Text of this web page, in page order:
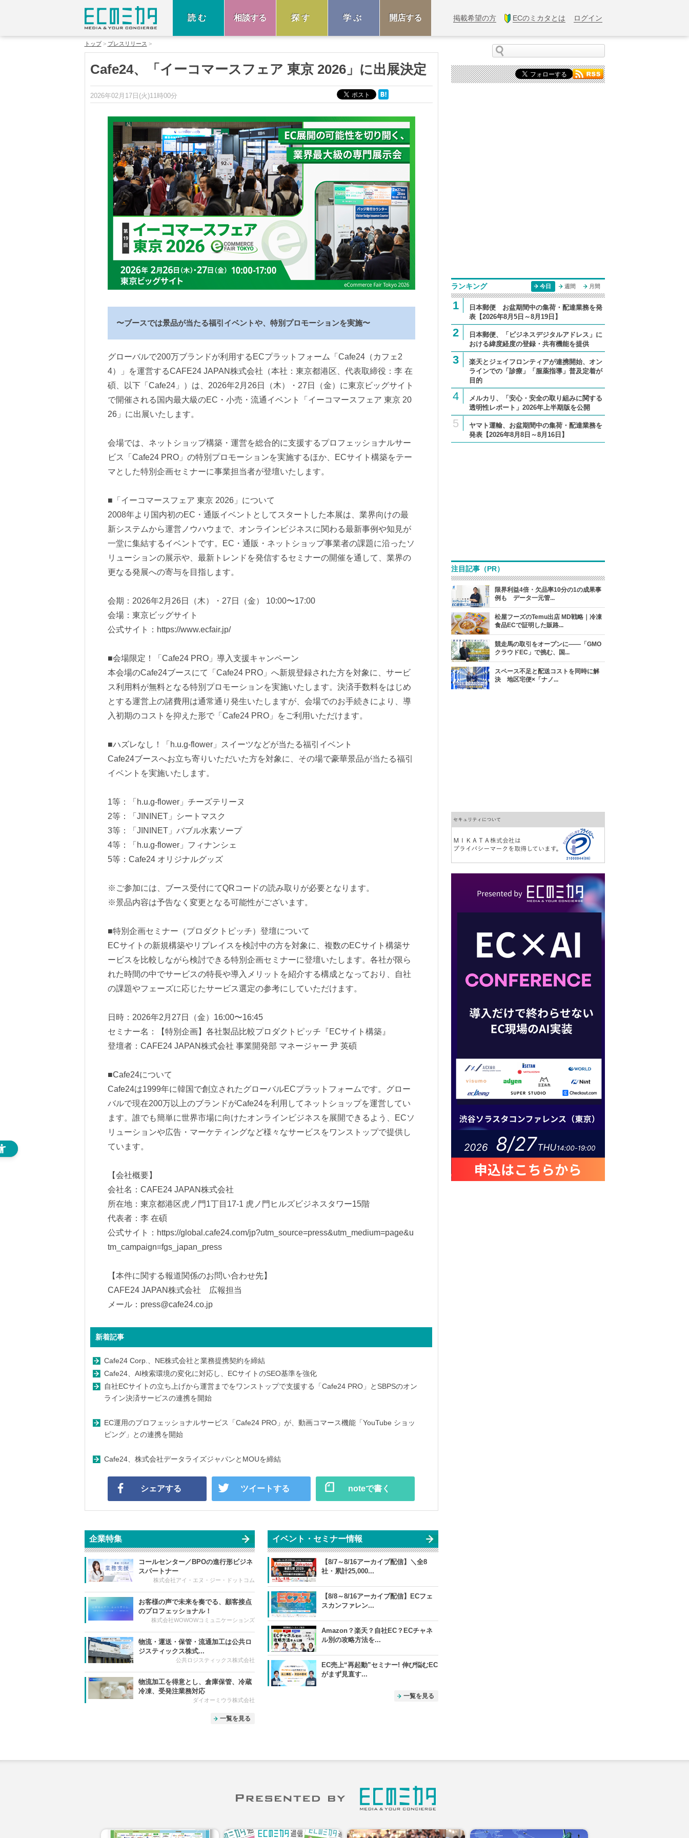
読む 相談する 探す 学ぶ 開店する 掲載希望の方 ECのミカタとは ログイン
トップ プレスリリース
Cafe24、「イーコマースフェア 東京 2026」に出展決定
2026年02月17日(火)11時00分
〜ブースでは景品が当たる福引イベントや、特別プロモーションを実施〜
グローバルで200万ブランドが利用するECプラットフォーム「Cafe24（カフェ2
4）」を運営するCAFE24 JAPAN株式会社（本社：東京都港区、代表取締役：李 在
碩、以下「Cafe24」）は、2026年2月26日（木）・27日（金）に東京ビッグサイト
で開催される国内最大級のEC・小売・流通イベント「イーコマースフェア 東京 20
26」に出展いたします。
会場では、ネットショップ構築・運営を総合的に支援するプロフェッショナルサー
ビス「Cafe24 PRO」の特別プロモーションを実施するほか、ECサイト構築をテー
マとした特別企画セミナーに事業担当者が登壇いたします。
■「イーコマースフェア 東京 2026」について
2008年より国内初のEC・通販イベントとしてスタートした本展は、業界向けの最
新システムから運営ノウハウまで、オンラインビジネスに関わる最新事例や知見が
一堂に集結するイベントです。EC・通販・ネットショップ事業者の課題に沿ったソ
リューションの展示や、最新トレンドを発信するセミナーの開催を通して、業界の
更なる発展への寄与を目指します。
会期：2026年2月26日（木）・27日（金） 10:00〜17:00
会場：東京ビッグサイト
公式サイト： https://www.ecfair.jp/
■会場限定！「Cafe24 PRO」導入支援キャンペーン
本会場のCafe24ブースにて「Cafe24 PRO」へ新規登録された方を対象に、サービ
ス利用料が無料となる特別プロモーションを実施いたします。決済手数料をはじめ
とする運営上の諸費用は通常通り発生いたしますが、会場でのお手続きにより、導
入初期のコストを抑えた形で「Cafe24 PRO」をご利用いただけます。
■ハズレなし！「h.u.g-flower」スイーツなどが当たる福引イベント
Cafe24ブースへお立ち寄りいただいた方を対象に、その場で豪華景品が当たる福引
イベントを実施いたします。
1等：「h.u.g-flower」チーズテリーヌ
2等：「JININET」シートマスク
3等：「JININET」バブル水素ソープ
4等：「h.u.g-flower」フィナンシェ
5等：Cafe24 オリジナルグッズ
※ご参加には、ブース受付にてQRコードの読み取りが必要となります。
※景品内容は予告なく変更となる可能性がございます。
■特別企画セミナー（プロダクトピッチ）登壇について
ECサイトの新規構築やリプレイスを検討中の方を対象に、複数のECサイト構築サ
ービスを比較しながら検討できる特別企画セミナーに登壇いたします。各社が限ら
れた時間の中でサービスの特長や導入メリットを紹介する構成となっており、自社
の課題やフェーズに応じたサービス選定の参考にしていただけます。
日時：2026年2月27日（金）16:00〜16:45
セミナー名：【特別企画】各社製品比較プロダクトピッチ『ECサイト構築』
登壇者：CAFE24 JAPAN株式会社 事業開発部 マネージャー 尹 英碩
■Cafe24について
Cafe24は1999年に韓国で創立されたグローバルECプラットフォームです。グロー
バルで現在200万以上のブランドがCafe24を利用してネットショップを運営してい
ます。誰でも簡単に世界市場に向けたオンラインビジネスを展開できるよう、ECソ
リューションや広告・マーケティングなど様々なサービスをワンストップで提供し
ています。
【会社概要】
会社名：CAFE24 JAPAN株式会社
所在地：東京都港区虎ノ門1丁目17-1 虎ノ門ヒルズビジネスタワー15階
代表者：李 在碩
公式サイト： https://global.cafe24.com/jp?utm_source=press&utm_medium=page&u
tm_campaign=fgs_japan_press
【本件に関する報道関係のお問い合わせ先】
CAFE24 JAPAN株式会社 広報担当
メール：press@cafe24.co.jp
新着記事
Cafe24 Corp.、NE株式会社と業務提携契約を締結
Cafe24、AI検索環境の変化に対応し、ECサイトのSEO基準を強化
自社ECサイトの立ち上げから運営までをワンストップで支援する「Cafe24 PRO」とSBPSのオン
ライン決済サービスの連携を開始
EC運用のプロフェッショナルサービス「Cafe24 PRO」が、動画コマース機能「YouTube ショッ
ピング」との連携を開始
Cafe24、株式会社データライズジャパンとMOUを締結
シェアする ツイートする noteで書く
企業特集
コールセンター／BPOの進行形ビジネ
スパートナー
株式会社アイ・エヌ・ジー・ドットコム
お客様の声で未来を奏でる、顧客接点
のプロフェッショナル！
株式会社WOWOWコミュニケーションズ
物流・運送・保管・流通加工は公共ロ
ジスティックス株式...
公共ロジスティックス株式会社
物流加工を得意とし、倉庫保管、冷蔵
冷凍、受発注業務対応
ダイオーミウラ株式会社
一覧を見る
イベント・セミナー情報
【8/7～8/16アーカイブ配信】＼全8
社・累計25,000...
【8/8～8/16アーカイブ配信】ECフェ
スカンファレン...
Amazon？楽天？自社EC？ECチャネ
ル別の攻略方法を...
EC売上“再起動”セミナー! 伸び悩むEC
がまず見直す...
一覧を見る
ランキング 今日 週間 月間
1
日本郵便 お盆期間中の集荷・配達業務を発
表【2026年8月5日～8月19日】
2
日本郵便、「ビジネスデジタルアドレス」に
おける緯度経度の登録・共有機能を提供
3
楽天とジェイフロンティアが連携開始、オン
ラインでの「診療」「服薬指導」普及定着が
目的
4
メルカリ、「安心・安全の取り組みに関する
透明性レポート」2026年上半期版を公開
5
ヤマト運輸、お盆期間中の集荷・配達業務を
発表【2026年8月8日～8月16日】
注目記事（PR）
限界利益4倍・欠品率10分の1の成果事
例も データ一元管...
松屋フーズのTemu出店 MD戦略｜冷凍
食品ECで証明した販路...
競走馬の取引をオープンに――「GMO
クラウドEC」で挑む、国...
スペース不足と配送コストを同時に解
決 地区宅便×「ナノ...